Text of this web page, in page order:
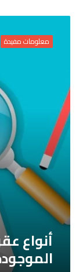
أنواع
عقود
العمل
الموجودة
في
إسبانيا!
معلومات مفيدة
أنواع